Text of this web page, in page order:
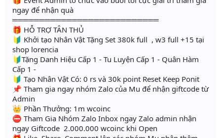
ngay để nhận quà
═══════════════════════════
🎁 HỖ TRỢ TÂN THỦ
🔰 Khởi tạo Nhân Vật Tặng Set 380k full , w3 full +15 tại
shop lorencia
🔰Tặng Danh Hiệu Cấp 1 - Tu Luyện Cấp 1 - Quân Hàm
Cấp 1 -
🔰 Tạo Nhân Vật Có: 0 rs và 30k point Reset Keep Ponit
📌 Tham gia ngay nhóm Zalo của Mu để nhận giftcode từ
Admin
👑 Phần Thưởng: 1m wcoinc
⛔ Tham Gia Nhóm Zalo Inbox ngay Zalo admin nhận
ngay Giftcode 2.000.000 wcoinc khi Open